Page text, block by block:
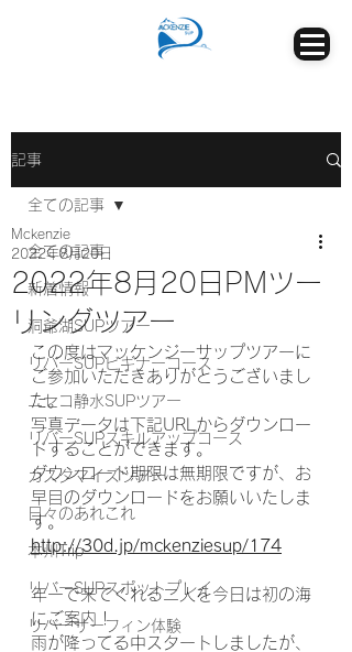
記事
全ての記事
新着情報
洞爺湖SUPツアー
リバーSUPビギナーコース
ニセコ静水SUPツアー
リバーSUPスキルアップコース
カスタマイズツアー
日々のあれこれ
本州Trip
リバーSUPスポットプレイ
リバーサーフィン体験
全ての記事
2022年8月20日PMツー
リングツアー
Mckenzie
2022年8月20日
この度はマッケンジーサップツアーに
ご参加いただきありがとうございまし
た。
写真データは下記URLからダウンロー
ドすることができます。
ダウンロード期限は無期限ですが、お
早目のダウンロードをお願いいたしま
す。
http://30d.jp/mckenziesup/174
年一で来てくれる二人を今日は初の海
にご案内！
雨が降ってる中スタートしましたが、